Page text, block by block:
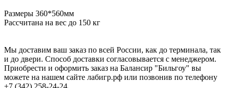
Размеры 360*560мм
Рассчитана на вес до 150 кг
Мы доставим ваш заказ по всей России, как до терминала, так
и до двери. Способ доставки согласовывается с менеджером.
Приобрести и оформить заказ на Балансир "Бильгоу" вы
можете на нашем сайте лабигр.рф или позвонив по телефону
+7 (342) 258-24-24.